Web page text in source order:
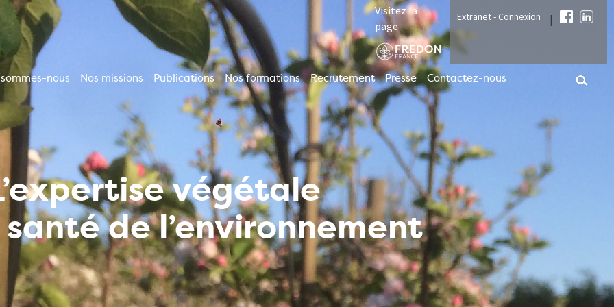
Visitez la
page
Extranet - Connexion |
nous Nos missions Publications Nos formations Recrutement Presse Contactez-nous
végétale
de l’environnement